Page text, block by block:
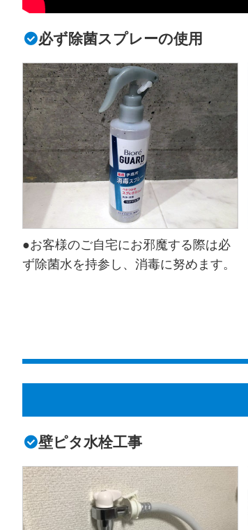
必ず除菌スプレーの使用
●お客様のご自宅にお邪魔する際は必
ず除菌水を持参し、消毒に努めます。
壁ピタ水栓工事